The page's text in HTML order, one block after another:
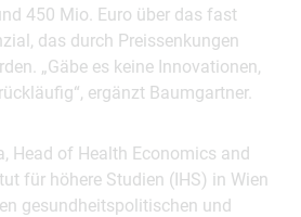
450 Mio. Euro über das fast
das durch Preissenkungen
„Gäbe es keine Innovationen,
ergänzt Baumgartner.
Head of Health Economics and
für höhere Studien (IHS) in Wien
gesundheitspolitischen und